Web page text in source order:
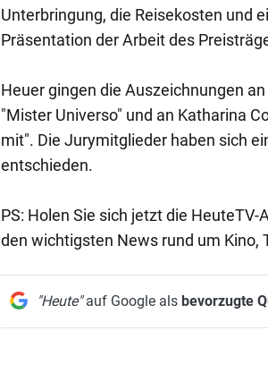
Unterbringung, die Reisekosten und
Präsentation der Arbeit des
Heuer gingen die Auszeichnungen
"Mister Universo" und an Katharina
mit". Die Jurymitglieder haben sich
entschieden.
PS: Holen Sie sich jetzt die
den wichtigsten News rund um Kino,
"Heute"auf Google als bevorzugte